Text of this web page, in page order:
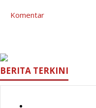
Komentar
BERITA TERKINI